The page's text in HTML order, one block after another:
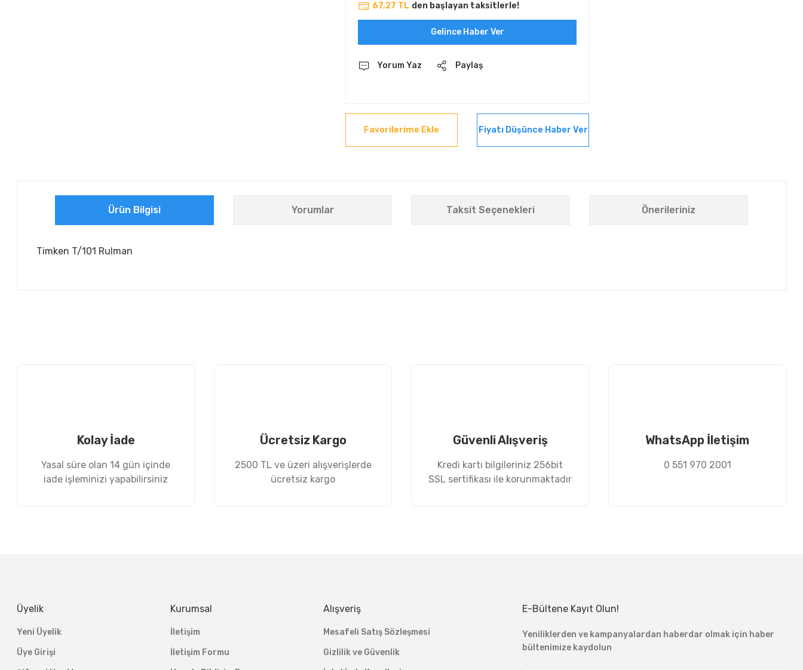
67,27 TL den başlayan taksitlerle!
Gelince Haber Ver
Yorum Yaz Paylaş
Fiyatı Düşünce Haber Ver
Ürün Bilgisi Yorumlar Taksit Seçenekleri Önerileriniz
Timken T/101 Rulman
Kolay İade
Yasal süre olan 14 gün içinde
iade işleminizi yapabilirsiniz
Ücretsiz Kargo
2500 TL ve üzeri alışverişlerde
ücretsiz kargo
Güvenli Alışveriş
Kredi kartı bilgileriniz 256bit
SSL sertifikası ile korunmaktadır
WhatsApp İletişim
0 551 970 2001
Üyelik
Yeni Üyelik
Üye Girişi
Kurumsal
İletişim
İletişim Formu
Alışveriş
Mesafeli Satış Sözleşmesi
Gizlilik ve Güvenlik
E-Bültene Kayıt Olun!
Yeniliklerden ve kampanyalardan haberdar olmak için haber
bültenimize kaydolun